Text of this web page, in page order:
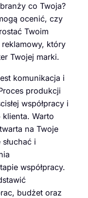
co Twoja?
ocenić, czy
Twoim
który
Twojej marki.
komunikacja i
produkcji
współpracy i
Warto
na Twoje
i
współpracy.
budżet oraz